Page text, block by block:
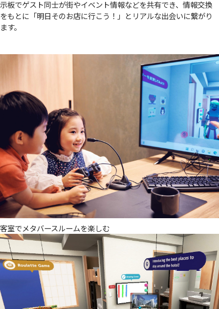
示板でゲスト同士が街やイベント情報などを共有でき、情報交換
をもとに「明日そのお店に行こう！」とリアルな出会いに繋がり
ます。
客室でメタバースルームを楽しむ